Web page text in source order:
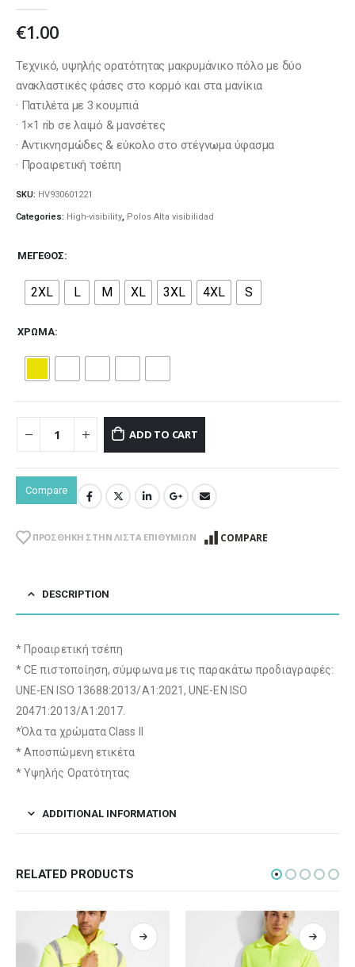
€1.00
Τεχνικό, υψηλής ορατότητας μακρυμάνικο πόλο με δύο
ανακλαστικές φάσες στο κορμό και στα μανίκια
· Πατιλέτα με 3 κουμπιά
· 1×1 rib σε λαιμό & μανσέτες
· Αντικνησμώδες & εύκολο στο στέγνωμα ύφασμα
· Προαιρετική τσέπη
SKU: HV930601221
Categories: High-visibility, Polos Alta visibilidad
ΜΈΓΕΘΟΣ
2XL L M XL 3XL 4XL S
ΧΡΏΜΑ
ADD TO CART
Compare
ΠΡΌΣΘΉΚΗ ΣΤΗΝ ΛΊΣΤΑ ΕΠΙΘΥΜΙΏΝ COMPARE
DESCRIPTION
* Προαιρετική τσέπη
* CE πιστοποίηση, σύμφωνα με τις παρακάτω προδιαγραφές:
UNE-EN ISO 13688:2013/A1:2021, UNE-EN ISO
20471:2013/A1:2017.
*Όλα τα χρώματα Class II
* Αποσπώμενη ετικέτα
* Υψηλής Ορατότητας
ADDITIONAL INFORMATION
RELATED PRODUCTS